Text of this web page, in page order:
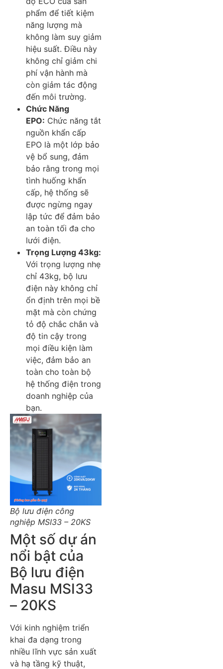
phẩm để tiết kiệm
năng lượng mà
không làm suy giảm
hiệu suất. Điều này
không chỉ giảm chi
phí vận hành mà
còn giảm tác động
đến môi trường.
Chức Năng
EPO: Chức năng tắt
nguồn khẩn cấp
EPO là một lớp bảo
vệ bổ sung, đảm
bảo rằng trong mọi
tình huống khẩn
cấp, hệ thống sẽ
được ngừng ngay
lập tức để đảm bảo
an toàn tối đa cho
lưới điện.
Trọng Lượng 43kg:
Với trọng lượng nhẹ
chỉ 43kg, bộ lưu
điện này không chỉ
ổn định trên mọi bề
mặt mà còn chứng
tỏ độ chắc chắn và
độ tin cậy trong
mọi điều kiện làm
việc, đảm bảo an
toàn cho toàn bộ
hệ thống điện trong
doanh nghiệp của
bạn.
Bộ lưu điện công
nghiệp MSI33 – 20KS
Một số dự án
nổi bật của
Bộ lưu điện
Masu MSI33
– 20KS
Với kinh nghiệm triển
khai đa dạng trong
nhiều lĩnh vực sản xuất
và hạ tầng kỹ thuật,